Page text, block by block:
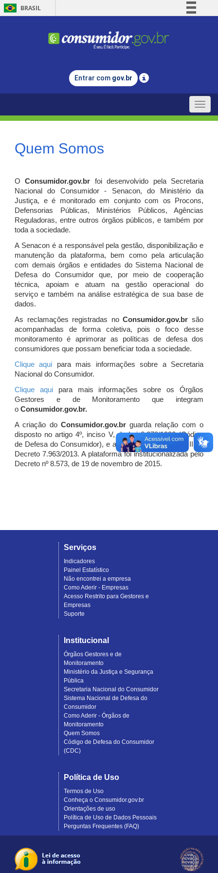
BRASIL
Comunica BR
Legislação
Entrar com gov.br
Toggle
Quem Somos
OConsumidor.gov.br
foi desenvolvido pela Secretaria
Nacional do Consumidor - Senacon, do Ministério da
Justiça, e é monitorado em conjunto com os Procons,
Defensorias Públicas, Ministérios Públicos, Agências
Reguladoras, entre outros órgãos públicos, e também por
toda a sociedade.
A Senacon é a responsável pela gestão, disponibilização e
manutenção da plataforma, bem como pela articulação
com demais órgãos e entidades do Sistema Nacional de
Defesa do Consumidor que, por meio de cooperação
técnica, apoiam e atuam na gestão operacional do
serviço e também na análise estratégica de sua base de
dados.
As reclamações registradas noConsumidor.gov.br são
acompanhadas de forma coletiva, pois o foco desse
monitoramento é aprimorar as políticas de defesa dos
consumidores que possam beneficiar toda a sociedade.
Clique aqui para mais informações sobre a Secretaria
Nacional do Consumidor.
Clique aquipara mais informações sobre os Órgãos
Gestores e de Monitoramento que integram
o Consumidor.gov.br.
A criação do Consumidor.gov.brguarda relação com o
disposto no artigo 4º, inciso V, da Lei 8.078/1990 (Código
de Defesa do Consumidor), e artigo 7º, incisos I, II e III do
Decreto 7.963/2013. A plataforma foi institucionalizada pelo
Decreto nº 8.573, de 19 de novembro de 2015.
Serviços
Indicadores
Painel Estatístico
Não encontrei a empresa
Como Aderir - Empresas
Acesso Restrito para Gestores e
Empresas
Suporte
Institucional
Órgãos Gestores e de
Monitoramento
Ministério da Justiça e Segurança
Pública
Secretaria Nacional do Consumidor
Sistema Nacional de Defesa do
Consumidor
Como Aderir - Órgãos de
Monitoramento
Quem Somos
Código de Defesa do Consumidor
(CDC)
Política de Uso
Termos de Uso
Conheça o Consumidor.gov.br
Orientações de uso
Política de Uso de Dados Pessoais
Perguntas Frequentes (FAQ)